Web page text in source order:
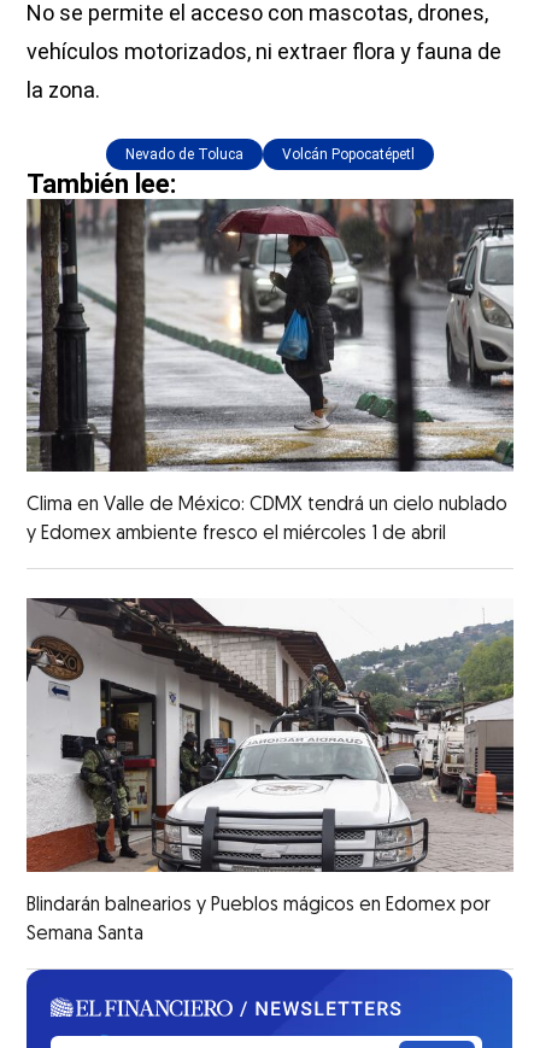
No se permite el acceso con mascotas, drones,
vehículos motorizados, ni extraer flora y fauna de
la zona.
Nevado de Toluca Volcán Popocatépetl
También lee:
Clima en Valle de México: CDMX tendrá un cielo nublado
y Edomex ambiente fresco el miércoles 1 de abril
Blindarán balnearios y Pueblos mágicos en Edomex por
Semana Santa